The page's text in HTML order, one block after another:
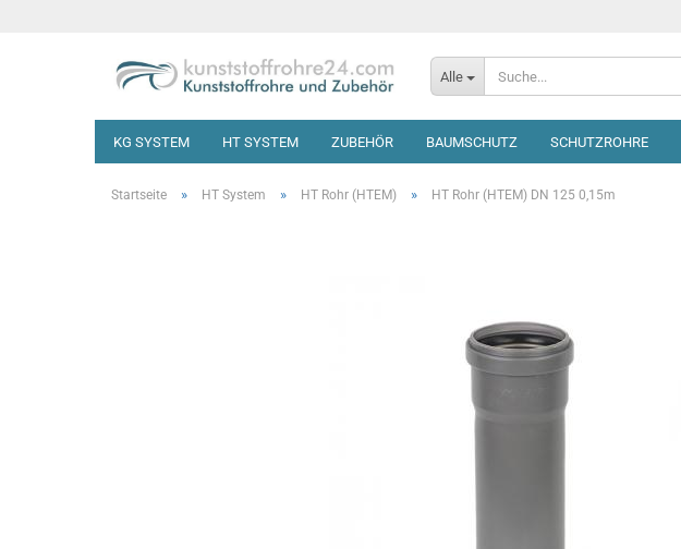
Alle
KG SYSTEM HT SYSTEM ZUBEHÖR BAUMSCHUTZ SCHUTZROHRE
Startseite » HT System » HT Rohr (HTEM) » HT Rohr (HTEM) DN 125 0,15m